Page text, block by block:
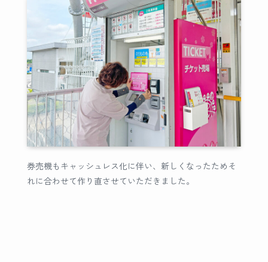
券売機もキャッシュレス化に伴い、新しくなったためそ
れに合わせて作り直させていただきました。